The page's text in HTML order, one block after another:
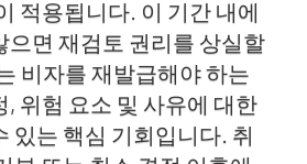
적용됩니다. 이 기간 내에
으면 재검토 권리를 상실할
비자를 재발급해야 하는
, 위험 요소 및 사유에 대한
있는 핵심 기회입니다. 취